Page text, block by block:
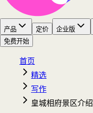
产品 定价 企业版
免费开始
首页
精选
写作
皇城相府景区介绍